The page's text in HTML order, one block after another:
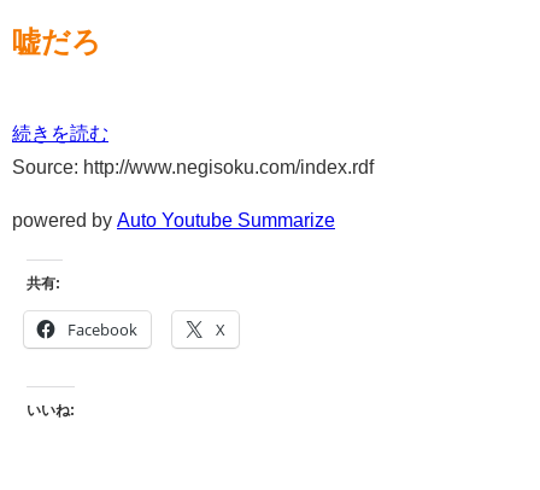
嘘だろ
続きを読む
Source: http://www.negisoku.com/index.rdf
powered by Auto Youtube Summarize
共有:
Facebook X
いいね: